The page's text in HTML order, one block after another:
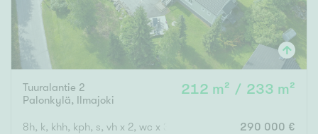
Tuuralantie 2
Palonkylä, Ilmajoki
212 m² / 233 m²
8h, k, khh, kph, s, vh x 2, wc x 3, autotalli, autokatos290 000 €